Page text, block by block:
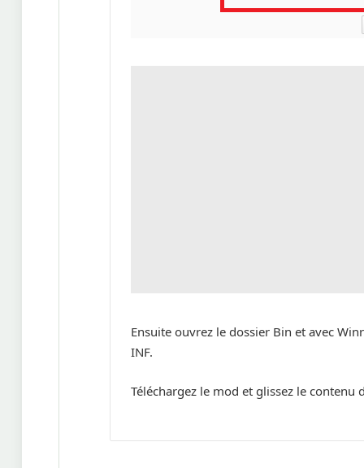
Ensuite ouvrez le dossier Bin et avec
INF.
Téléchargez le mod et glissez le contenu